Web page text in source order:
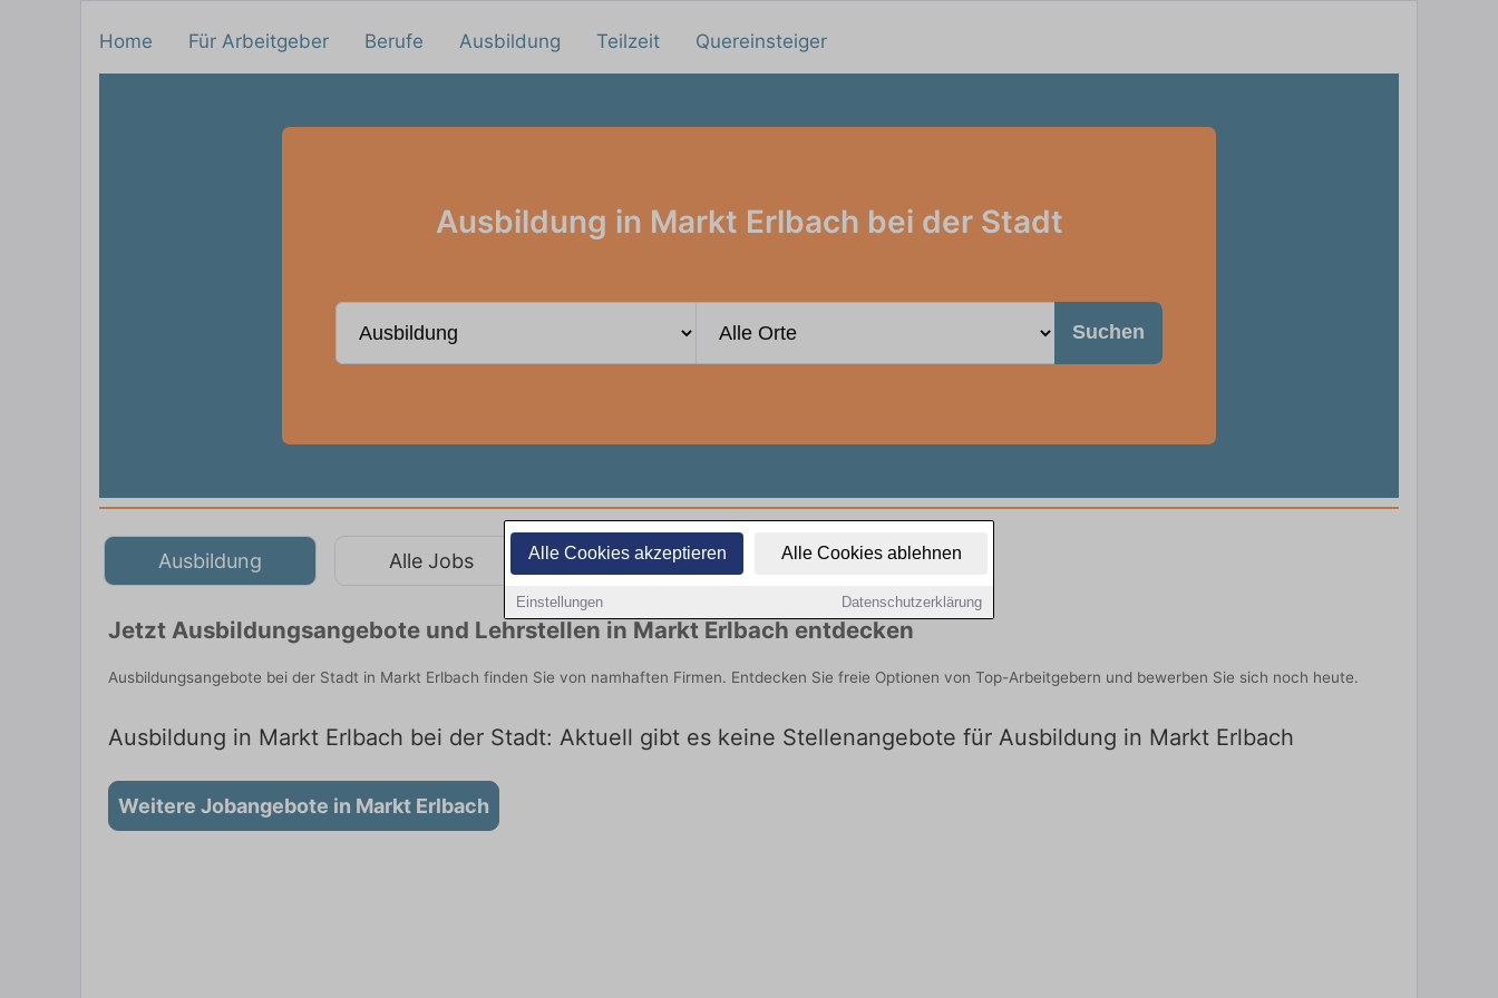
Alle Cookies akzeptieren Alle Cookies ablehnen
Einstellungen Datenschutzerklärung
Home Für Arbeitgeber Berufe Ausbildung Teilzeit Quereinsteiger
Ausbildung in Markt Erlbach bei der Stadt
Suchen
Ausbildung Alle Jobs Teilzeit Quereinsteiger
Jetzt Ausbildungsangebote und Lehrstellen in Markt Erlbach entdecken
Ausbildungsangebote bei der Stadt in Markt Erlbach finden Sie von namhaften Firmen. Entdecken Sie freie Optionen von Top-Arbeitgebern und bewerben Sie sich noch heute.
Ausbildung in Markt Erlbach bei der Stadt: Aktuell gibt es keine Stellenangebote für Ausbildung in Markt Erlbach
Weitere Jobangebote in Markt Erlbach